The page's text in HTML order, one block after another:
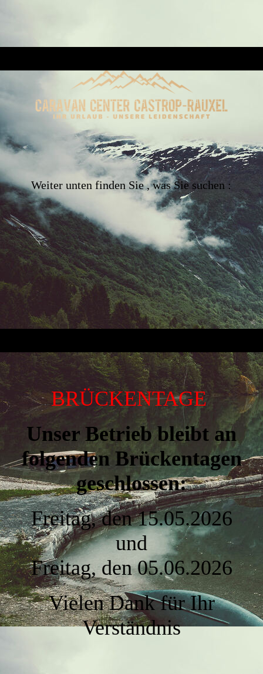
Weiter unten finden Sie , was Sie suchen :
BRÜCKENTAGE
Unser Betrieb bleibt an
folgenden Brückentagen
geschlossen:
Freitag, den 15.05.2026
und
Freitag, den 05.06.2026
Vielen Dank für Ihr
Verständnis